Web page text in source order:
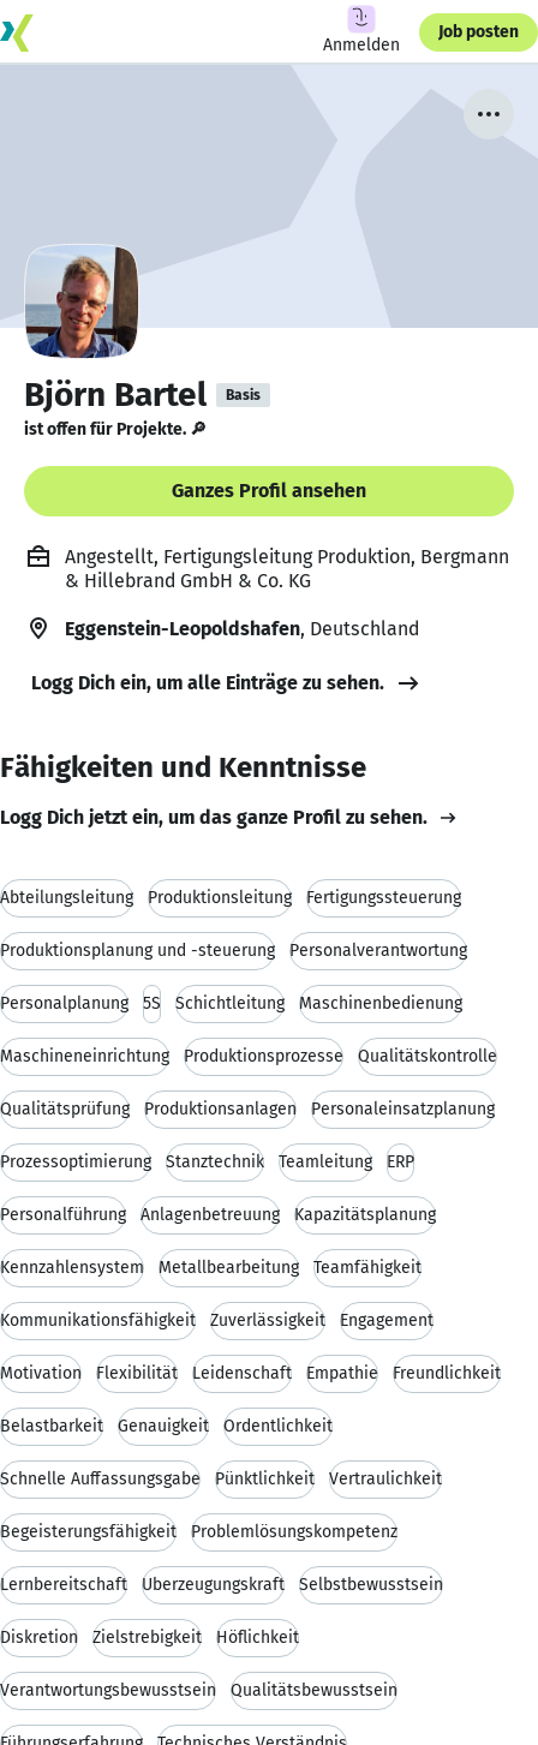
Anmelden
Job posten
Björn Bartel Basis
ist offen für Projekte. 🔎
Ganzes Profil ansehen
Angestellt, Fertigungsleitung Produktion, Bergmann
& Hillebrand GmbH & Co. KG
Eggenstein-Leopoldshafen, Deutschland
Logg Dich ein, um alle Einträge zu sehen.
Fähigkeiten und Kenntnisse
Logg Dich jetzt ein, um das ganze Profil zu sehen.
Abteilungsleitung Produktionsleitung Fertigungssteuerung
Produktionsplanung und -steuerung Personalverantwortung
Personalplanung 5S Schichtleitung Maschinenbedienung
Maschineneinrichtung Produktionsprozesse Qualitätskontrolle
Qualitätsprüfung Produktionsanlagen Personaleinsatzplanung
Prozessoptimierung Stanztechnik Teamleitung ERP
Personalführung Anlagenbetreuung Kapazitätsplanung
Kennzahlensystem Metallbearbeitung Teamfähigkeit
Kommunikationsfähigkeit Zuverlässigkeit Engagement
Motivation Flexibilität Leidenschaft Empathie Freundlichkeit
Belastbarkeit Genauigkeit Ordentlichkeit
Schnelle Auffassungsgabe Pünktlichkeit Vertraulichkeit
Begeisterungsfähigkeit Problemlösungskompetenz
Lernbereitschaft Überzeugungskraft Selbstbewusstsein
Diskretion Zielstrebigkeit Höflichkeit
Verantwortungsbewusstsein Qualitätsbewusstsein